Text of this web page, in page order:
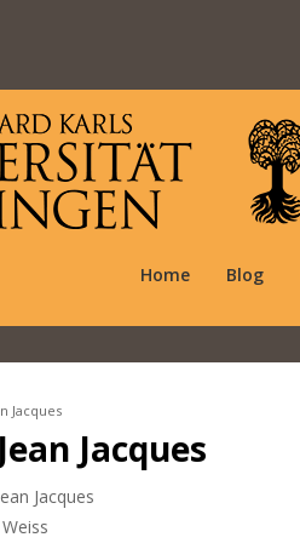
Home Blog
Jacques
Jacques
Jacques
Weiss